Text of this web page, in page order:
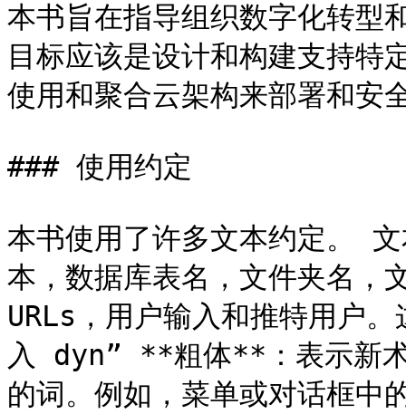
本书旨在指导组织数字化转型
目标应该是设计和构建支持特
使用和聚合云架构来部署和安
### 使用约定
本书使用了许多文本约定。
本，数据库表名，文件夹名，
URLs，用户输入和推特用户
入 dyn” **粗体**：表示新术
的词。例如，菜单或对话框中